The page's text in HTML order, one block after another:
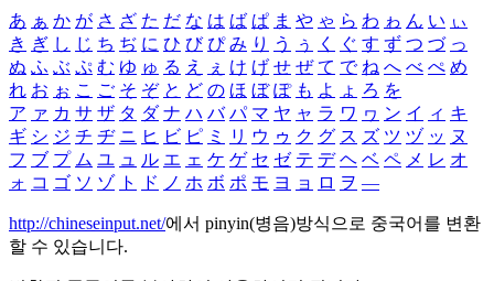
あ ぁ か が さ ざ た だ な は ば ぱ ま や ゃ ら わ ゎ ん い ぃ
き ぎ し じ ち ぢ に ひ び ぴ み り う ぅ く ぐ す ず つ づ っ
ぬ ふ ぶ ぷ む ゆ ゅ る え ぇ け げ せ ぜ て で ね へ べ ぺ め
れ お ぉ こ ご そ ぞ と ど の ほ ぼ ぽ も よ ょ ろ を
ア ァ カ サ ザ タ ダ ナ ハ バ パ マ ヤ ャ ラ ワ ヮ ン イ ィ キ
ギ シ ジ チ ヂ ニ ヒ ビ ピ ミ リ ウ ゥ ク グ ス ズ ツ ヅ ッ ヌ
フ ブ プ ム ユ ュ ル エ ェ ケ ゲ セ ゼ テ デ ヘ ベ ペ メ レ オ
ォ コ ゴ ソ ゾ ト ド ノ ホ ボ ポ モ ヨ ョ ロ ヲ ―
http://chineseinput.net/에서 pinyin(병음)방식으로 중국어를 변환
할 수 있습니다.